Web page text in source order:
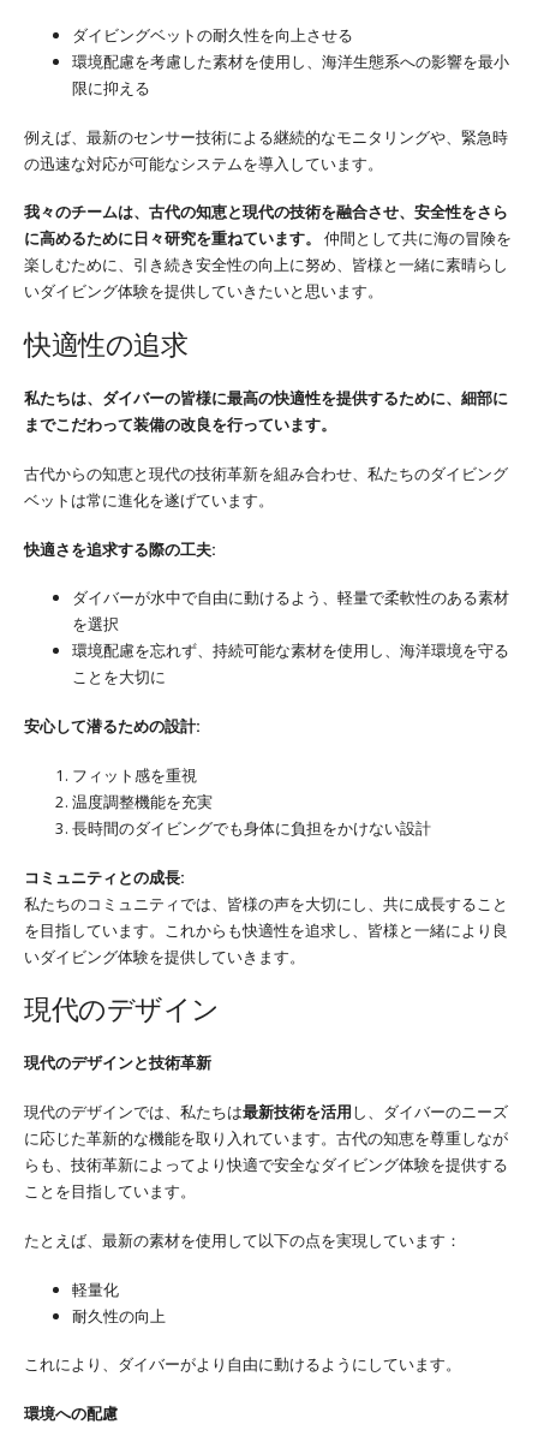
ダイビングベットの耐久性を向上させる
環境配慮を考慮した素材を使用し、海洋生態系への影響を最小
限に抑える
例えば、最新のセンサー技術による継続的なモニタリングや、緊急時
の迅速な対応が可能なシステムを導入しています。
我々のチームは、古代の知恵と現代の技術を融合させ、安全性をさら
に高めるために日々研究を重ねています。
仲間として共に海の冒険を
楽しむために、引き続き安全性の向上に努め、皆様と一緒に素晴らし
いダイビング体験を提供していきたいと思います。
快適性の追求
私たちは、ダイバーの皆様に最高の快適性を提供するために、細部に
までこだわって装備の改良を行っています。
古代からの知恵と現代の技術革新を組み合わせ、私たちのダイビング
ベットは常に進化を遂げています。
快適さを追求する際の工夫:
ダイバーが水中で自由に動けるよう、軽量で柔軟性のある素材
を選択
環境配慮を忘れず、持続可能な素材を使用し、海洋環境を守る
ことを大切に
安心して潜るための設計:
フィット感を重視
温度調整機能を充実
長時間のダイビングでも身体に負担をかけない設計
コミュニティとの成長:
私たちのコミュニティでは、皆様の声を大切にし、共に成長すること
を目指しています。これからも快適性を追求し、皆様と一緒により良
いダイビング体験を提供していきます。
現代のデザイン
現代のデザインと技術革新
現代のデザインでは、私たちは最新技術を活用し、ダイバーのニーズ
に応じた革新的な機能を取り入れています。古代の知恵を尊重しなが
らも、技術革新によってより快適で安全なダイビング体験を提供する
ことを目指しています。
たとえば、最新の素材を使用して以下の点を実現しています：
軽量化
耐久性の向上
これにより、ダイバーがより自由に動けるようにしています。
環境への配慮